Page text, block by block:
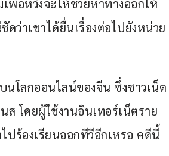
พื่อหวังจะให้ช่วยหาทางออกให้
ว่าเขาได้ยื่นเรื่องต่อไปยังหน่วย
นโลกออนไลน์ของจีน ซึ่งชาวเน็ต
โดยผู้ใช้งานอินเทอร์เน็ตราย
ร้องเรียนออกทีวีอีกเหรอ คดีนี้